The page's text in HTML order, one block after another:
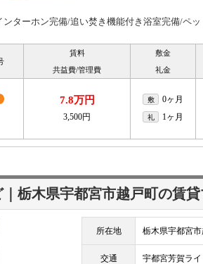
ンターホン完備/追い焚き機能付き浴室完備/ペ
賃料
共益費/管理費
敷金
礼金
7.8万円
3,500円
敷 0ヶ月
礼 1ヶ月
栃木県宇都宮市越戸町の賃
所在地 栃木県宇都宮
交通 宇都宮芳賀ラ